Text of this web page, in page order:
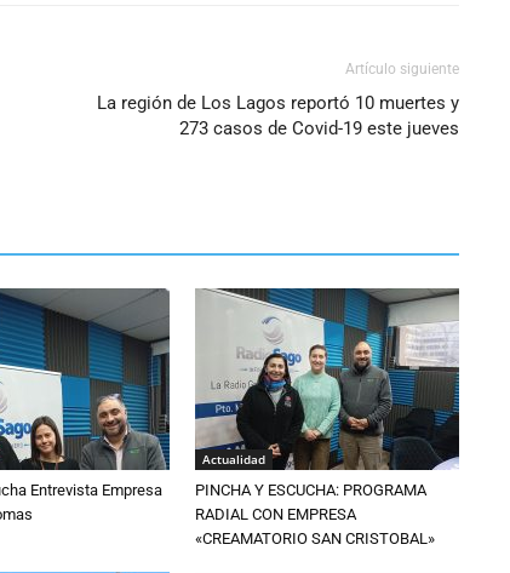
Artículo siguiente
La región de Los Lagos reportó 10 muertes y
273 casos de Covid-19 este jueves
Entrevista Empresa
Actualidad
PINCHA Y ESCUCHA: PROGRAMA
RADIAL CON EMPRESA
«CREAMATORIO SAN CRISTOBAL»